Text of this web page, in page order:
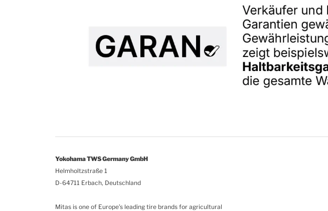
Yokohama TWS Germany GmbH
Helmholtzstraße 1
D-64711 Erbach, Deutschland
Mitas is one of Europe’s leading tire brands for agricultural